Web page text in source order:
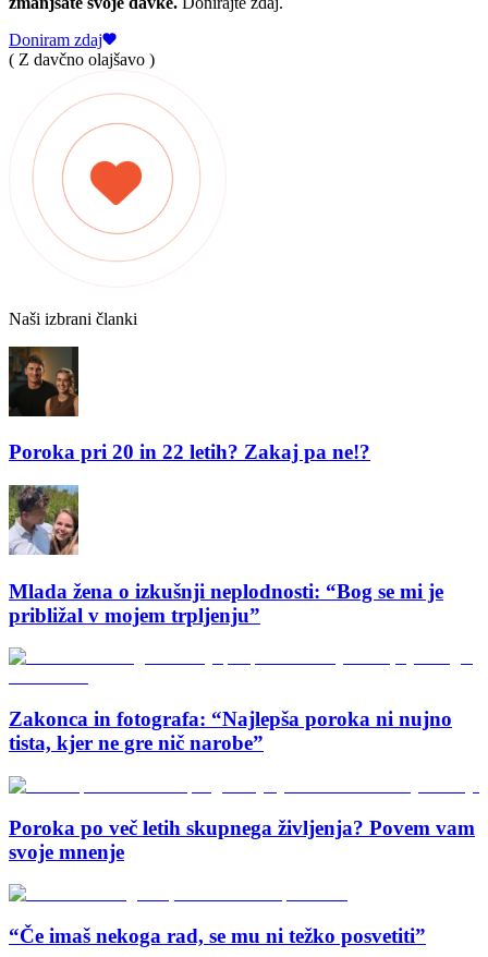
Doniram zdaj
( Z davčno olajšavo )
Naši izbrani članki
Poroka pri 20 in 22 letih? Zakaj pa ne!?
Mlada žena o izkušnji neplodnosti: “Bog se mi je
približal v mojem trpljenju”
Zakonca in fotografa: “Najlepša poroka ni nujno
tista, kjer ne gre nič narobe”
Poroka po več letih skupnega življenja? Povem vam
svoje mnenje
“Če imaš nekoga rad, se mu ni težko posvetiti”